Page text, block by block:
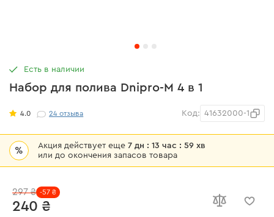
Набор для полива Dnipro-M 4 в 1
4.0 24отзыва Код: 41632000-1
% Акция действует еще7 дн : 13 час : 59 хв
или до окончения запасов товара
240 ₴
297 ₴ -57 ₴
Есть в наличии